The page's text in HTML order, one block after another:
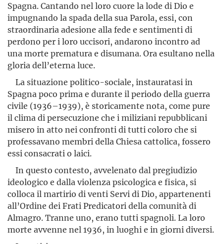
Spagna. Cantando nel loro cuore la lode di Dio e
impugnando la spada della sua Parola, essi, con
straordinaria adesione alla fede e sentimenti di
perdono per i loro uccisori, andarono incontro ad
una morte prematura e disumana. Ora esultano nella
gloria dell’eterna luce.
La situazione politico-sociale, instauratasi in
Spagna poco prima e durante il periodo della guerra
civile (1936–1939), è storicamente nota, come pure
il clima di persecuzione che i miliziani repubblicani
misero in atto nei confronti di tutti coloro che si
professavano membri della Chiesa cattolica, fossero
essi consacrati o laici.
In questo contesto, avvelenato dal pregiudizio
ideologico e dalla violenza psicologica e fisica, si
colloca il martirio di venti Servi di Dio, appartenenti
all’Ordine dei Frati Predicatori della comunità di
Almagro. Tranne uno, erano tutti spagnoli. La loro
morte avvenne nel 1936, in luoghi e in giorni diversi.